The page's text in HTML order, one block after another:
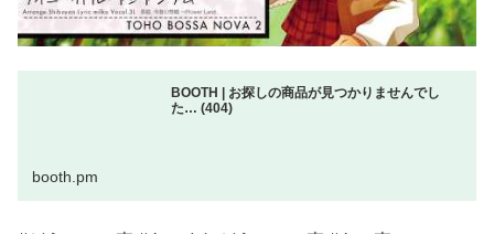
BOOTH | お探しの商品が見つかりませんでし
た… (404)
booth.pm